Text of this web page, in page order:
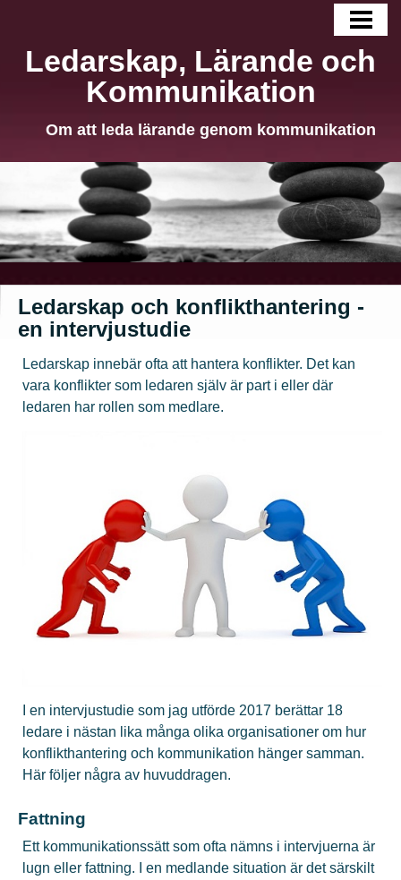
BLOGG
LÄNGRE TEXTER
OM MIG
Ledarskap, Lärande och
Kommunikation
Om att leda lärande genom kommunikation
Ledarskap och konflikthantering -
en intervjustudie
Ledarskap innebär ofta att hantera konflikter. Det kan
vara konflikter som ledaren själv är part i eller där
ledaren har rollen som medlare.
I en intervjustudie som jag utförde 2017 berättar 18
ledare i nästan lika många olika organisationer om hur
konflikthantering och kommunikation hänger samman.
Här följer några av huvuddragen.
Fattning
Ett kommunikationssätt som ofta nämns i intervjuerna är
lugn eller fattning. I en medlande situation är det särskilt